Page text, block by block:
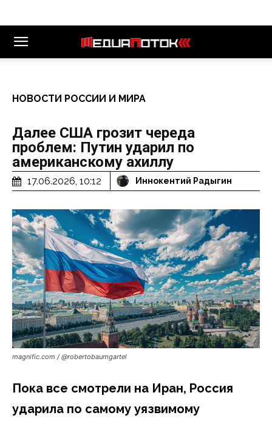
НОВОСТИ РОССИИ И МИРА
Далее США грозит череда
проблем: Путин ударил по
американскому ахиллу
17.06.2026, 10:12 Иннокентий Радыгин
magnific.com / @robertobaumgartel
Пока все смотрели на Иран, Россия
ударила по самому уязвимому